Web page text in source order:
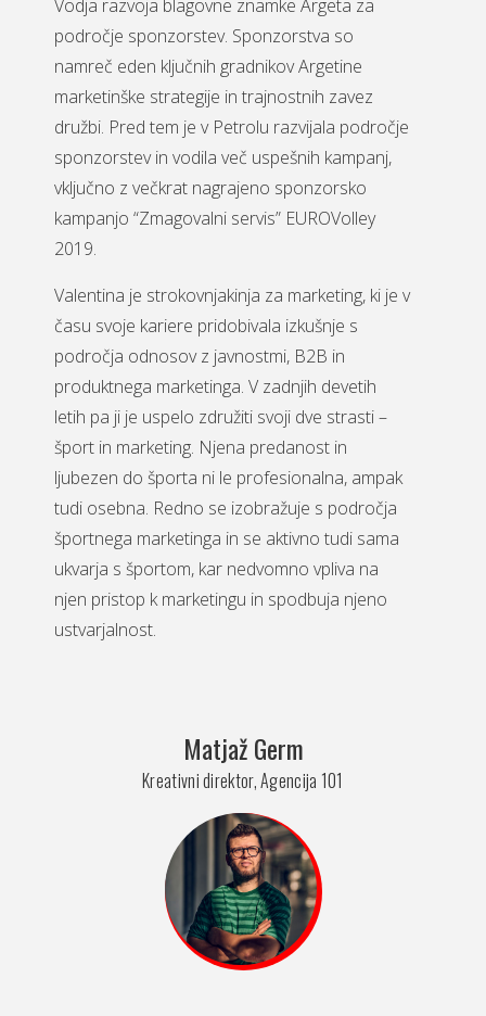
Vodja razvoja blagovne znamke Argeta za
področje sponzorstev. Sponzorstva so
namreč eden ključnih gradnikov Argetine
marketinške strategije in trajnostnih zavez
družbi. Pred tem je v Petrolu razvijala področje
sponzorstev in vodila več uspešnih kampanj,
vključno z večkrat nagrajeno sponzorsko
kampanjo “Zmagovalni servis” EUROVolley
2019.
Valentina je strokovnjakinja za marketing, ki je v
času svoje kariere pridobivala izkušnje s
področja odnosov z javnostmi, B2B in
produktnega marketinga. V zadnjih devetih
letih pa ji je uspelo združiti svoji dve strasti –
šport in marketing. Njena predanost in
ljubezen do športa ni le profesionalna, ampak
tudi osebna. Redno se izobražuje s področja
športnega marketinga in se aktivno tudi sama
ukvarja s športom, kar nedvomno vpliva na
njen pristop k marketingu in spodbuja njeno
ustvarjalnost.
Matjaž Germ
Kreativni direktor, Agencija 101